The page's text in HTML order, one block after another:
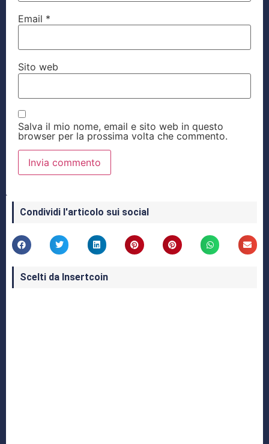
Email *
Sito web
Salva il mio nome, email e sito web in questo
browser per la prossima volta che commento.
Condividi l'articolo sui social
Scelti da Insertcoin